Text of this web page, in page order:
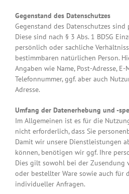
Gegenstand des Datenschutzes
Gegenstand des Datenschutzes sind
Diese sind nach § 3 Abs. 1 BDSG
persönlich oder sachliche
bestimmbaren natürlichen Person.
Angaben wie Name, Post-Adresse,
Telefonnummer, ggf. aber auch
Adresse.
Umfang der Datenerhebung und -
Im Allgemeinen ist es für die
nicht erforderlich, dass Sie
Damit wir unsere Dienstleistungen
können, benötigen wir ggf. Ihre
Dies gilt sowohl bei der Zusendung
oder bestellter Ware sowie auch für
individueller Anfragen.